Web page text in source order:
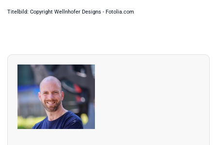
Titelbild: Copyright Wellnhofer Designs - Fotolia.com